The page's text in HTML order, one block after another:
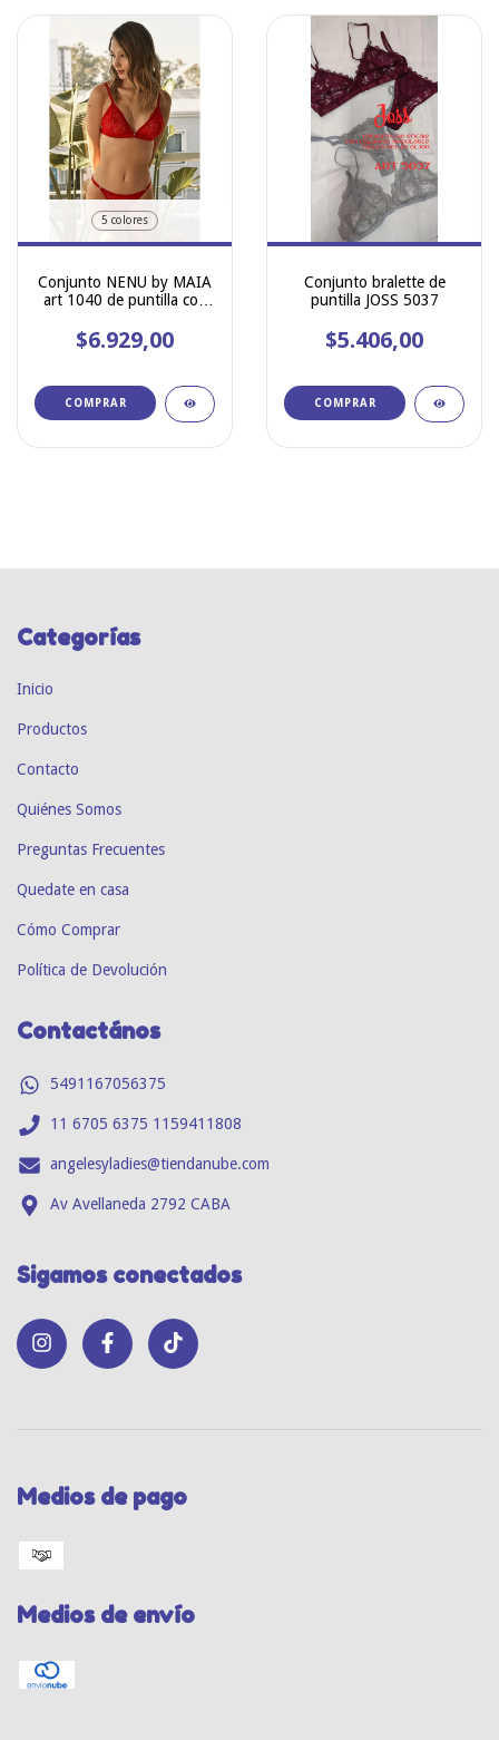
5 colores
Conjunto NENU by MAIA
art 1040 de puntilla con
regulable
$6.929,00
COMPRAR
Conjunto bralette de
puntilla JOSS 5037
$5.406,00
COMPRAR
Categorías
Inicio
Productos
Contacto
Quiénes Somos
Preguntas Frecuentes
Quedate en casa
Cómo Comprar
Política de Devolución
Contactános
5491167056375
11 6705 6375 1159411808
angelesyladies@tiendanube.com
Av Avellaneda 2792 CABA
Sigamos conectados
Medios de pago
Medios de envío